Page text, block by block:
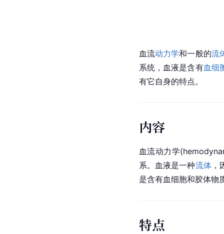
血流动力学和一般的流
系统，血液是含有血细
有它自身的特点。
内容
血流动力学(hemo
系。血液是一种流体，
是含有血细胞和胶体物
特点